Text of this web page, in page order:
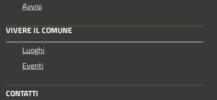
Avvisi
VIVERE IL COMUNE
Luoghi
Eventi
CONTATTI